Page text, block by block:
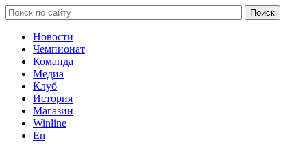
Новости
Чемпионат
Команда
Медиа
Клуб
История
Магазин
Winline
En